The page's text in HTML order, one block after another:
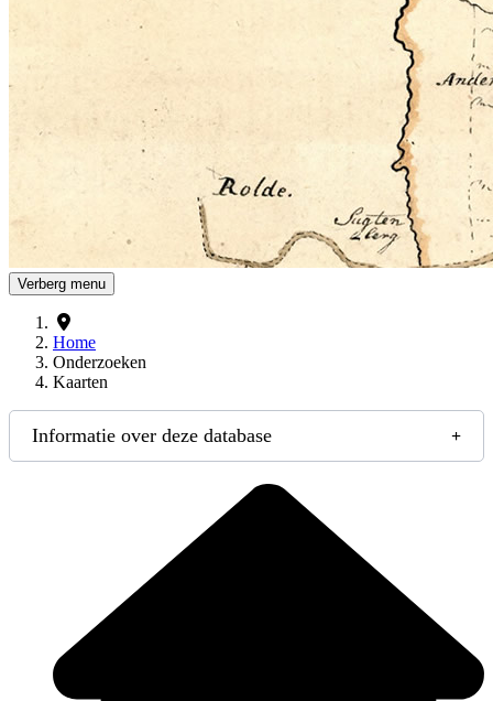
Verberg menu
Home
Onderzoeken
Kaarten
Informatie over deze database